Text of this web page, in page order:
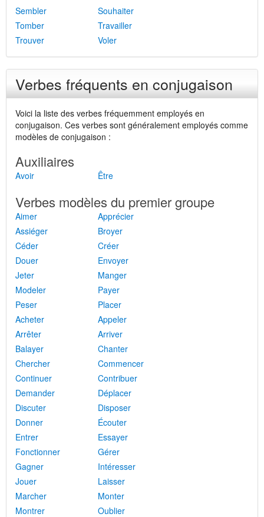
Sembler
Souhaiter
Tomber
Travailler
Trouver
Voler
Verbes fréquents en conjugaison
Voici la liste des verbes fréquemment employés en
conjugaison. Ces verbes sont généralement employés comme
modèles de conjugaison :
Auxiliaires
Avoir Être
Verbes modèles du premier groupe
Aimer
Apprécier
Assiéger
Broyer
Céder
Créer
Douer
Envoyer
Jeter
Manger
Modeler
Payer
Peser
Placer
Acheter
Appeler
Arrêter
Arriver
Balayer
Chanter
Chercher
Commencer
Continuer
Contribuer
Demander
Déplacer
Discuter
Disposer
Donner
Écouter
Entrer
Essayer
Fonctionner
Gérer
Gagner
Intéresser
Jouer
Laisser
Marcher
Monter
Montrer
Oublier